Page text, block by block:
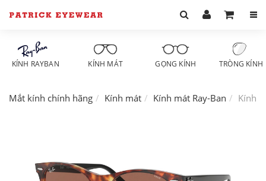
KÍNH RAYBAN KÍNH MÁT GỌNG KÍNH TRÒNG KÍNH
Mắt kính chính hãng Kính mát Kính mát Ray-Ban Kính